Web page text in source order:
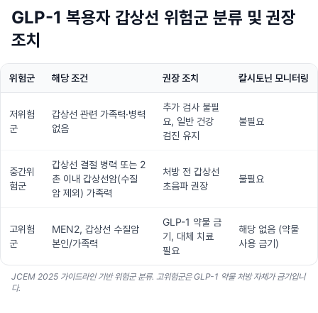
GLP-1 복용자 갑상선 위험군 분류 및 권장
조치
위험군 해당 조건 권장 조치 칼시토닌 모니터링
저위험
군
갑상선 관련 가족력·병력
없음
추가 검사 불필
요, 일반 건강
검진 유지
불필요
중간위
험군
갑상선 결절 병력 또는 2
촌 이내 갑상선암(수질
암 제외) 가족력
처방 전 갑상선
초음파 권장
불필요
고위험
군
MEN2, 갑상선 수질암
본인/가족력
GLP-1 약물 금
기, 대체 치료
필요
해당 없음 (약물
사용 금기)
JCEM 2025 가이드라인 기반 위험군 분류. 고위험군은 GLP-1 약물 처방 자체가 금기입니
다.